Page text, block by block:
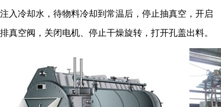
注入冷却水，待物料冷却到常温后，停止抽真空，开启
排真空阀，关闭电机、停止干燥旋转，打开孔盖出料。